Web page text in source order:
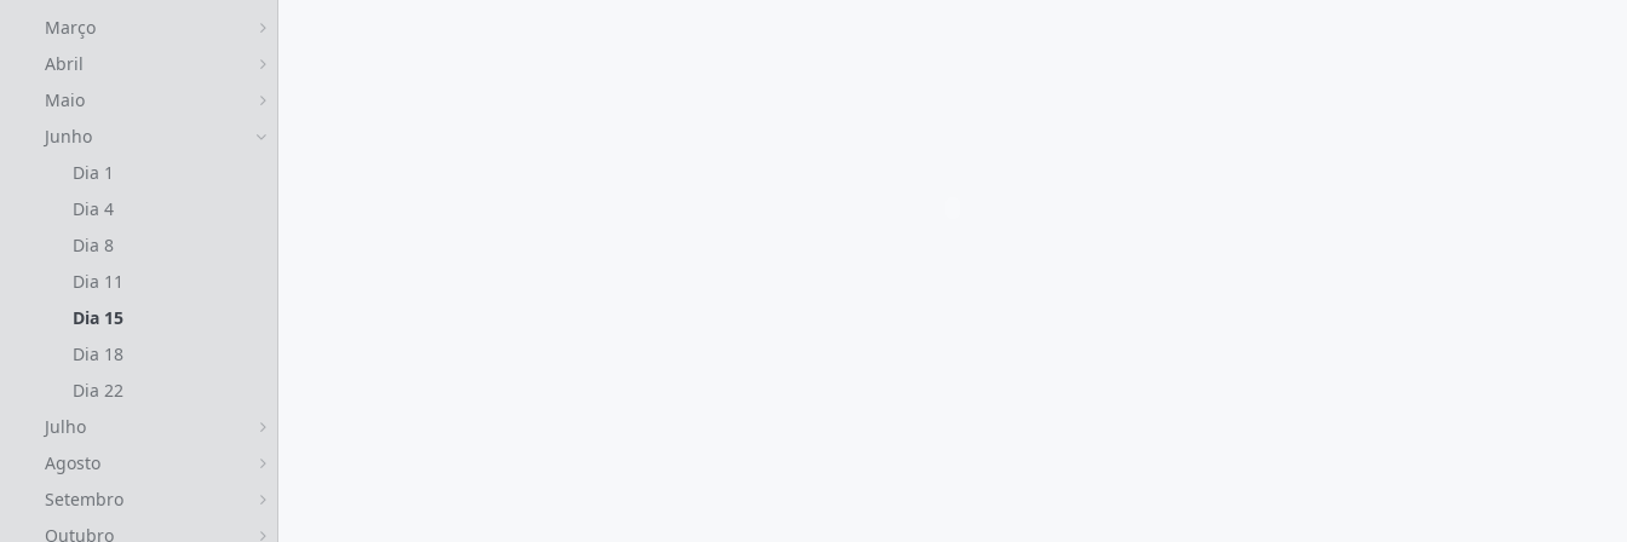
Março
Abril
Maio
Junho
Dia 1
Dia 4
Dia 8
Dia 11
Dia 15
Dia 18
Dia 22
Julho
Agosto
Setembro
Outubro